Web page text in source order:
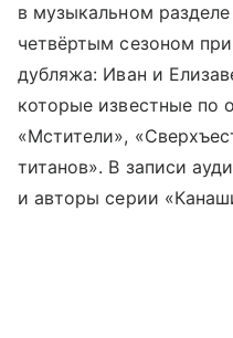
в музыкальном
четвёртым сезоном
дубляжа: Иван и
которые известные по
«Мстители»,
титанов». В записи
и авторы серии